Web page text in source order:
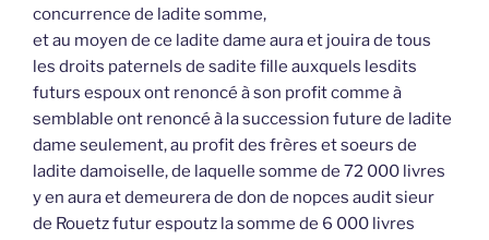
concurrence de ladite somme,
et au moyen de ce ladite dame aura et jouira de tous
les droits paternels de sadite fille auxquels lesdits
futurs espoux ont renoncé à son profit comme à
semblable ont renoncé à la succession future de ladite
dame seulement, au profit des frères et soeurs de
ladite damoiselle, de laquelle somme de 72 000 livres
y en aura et demeurera de don de nopces audit sieur
de Rouetz futur espoutz la somme de 6 000 livres